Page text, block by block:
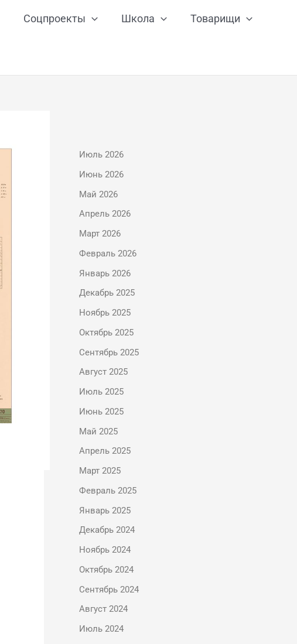
Соцпроекты Школа Товарищи
Июль 2026
Июнь 2026
Май 2026
Апрель 2026
Март 2026
Февраль 2026
Январь 2026
Декабрь 2025
Ноябрь 2025
Октябрь 2025
Сентябрь 2025
Август 2025
Июль 2025
Июнь 2025
Май 2025
Апрель 2025
Март 2025
Февраль 2025
Январь 2025
Декабрь 2024
Ноябрь 2024
Октябрь 2024
Сентябрь 2024
Август 2024
Июль 2024